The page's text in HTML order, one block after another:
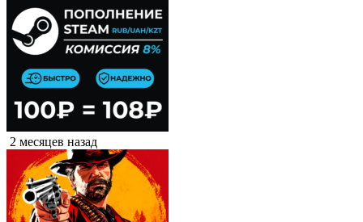
2 месяцев назад